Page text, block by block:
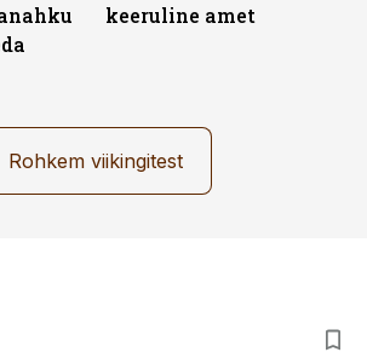
keeruline amet
Rohkem viikingitest